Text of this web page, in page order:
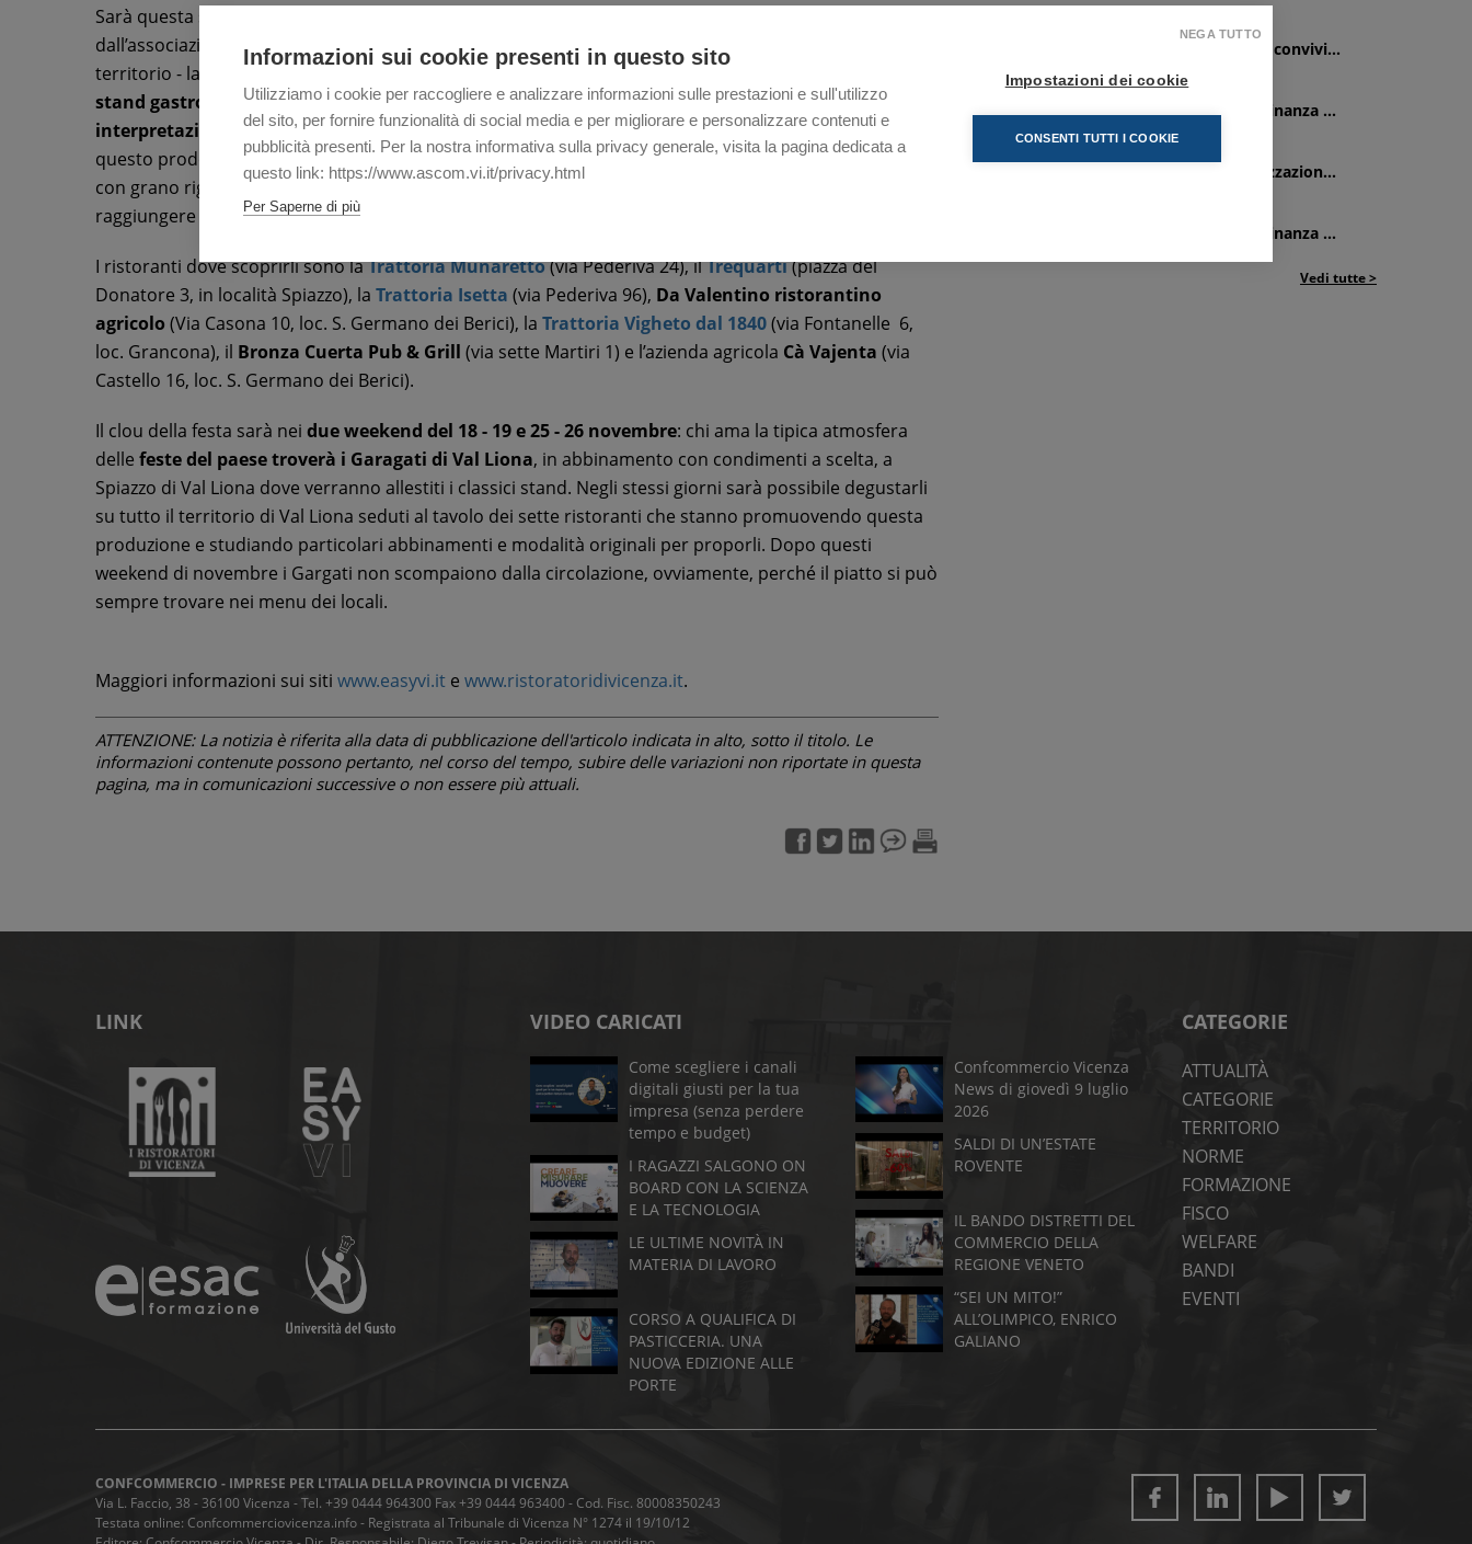
Sarà questa specialità - riscoperta e valorizzata dal Comune di Val Liona, dalla Pro Val Liona,
dall’associazione Visit Val Liona e dal Mandamento Confcommercio di Lonigo con i ristoratori del
territorio - la protagonista i
due speciali weekend che prevedono sia la
stand gastronomicidi una festa di paese, sia insette locali del territorio per chi vuole scoprire le
interpretazioni degli chef. Il motivo per celebrare i Gargati di Val Liona sta nelle caratteristiche di
questo prodotto davvero unico: è infatti ottenuto utilizzando una farina particolare, macinata a pie­tra
con grano rigorosamente raccolto solo in Val Liona e una lenta cottura, che arriva anche a
raggiungere i 40 minuti.
I ristoranti dove scoprirli sono laTrattoria Munaretto(via Pederiva 24), ilTrequarti(piazza del
Donatore 3, in località Spiazzo), la Trattoria Isetta (via Pederiva 96), Da Valentino ristorantino
agricolo (Via Casona 10, loc. S. Germano dei Berici), la Trattoria Vigheto dal 1840(via Fontanelle 6,
loc. Grancona), il Bronza Cuerta Pub & Grill (via sette Martiri 1) e l’azienda agricola Cà Vajenta (via
Castello 16, loc. S. Germano dei Berici).
Il clou della festa sarà nei due weekend del 18 - 19 e 25 - 26 novembre: chi ama la tipica atmosfera
delle feste del paese troverà i Garagati di Val Liona, in abbinamento con condimenti a scelta, a
Spiazzo di Val Liona dove verranno allestiti i classici stand. Negli stessi giorni sarà possibile degustarli
su tutto il territorio di Val Liona seduti al tavolo dei sette ristoranti che stanno promuovendo questa
produzione e studiando particolari abbinamenti e modalità originali per proporli. Dopo questi
weekend di novembre i Gargati non scompaiono dalla circolazione, ovviamente, perché il piatto si può
sempre trovare nei menu dei locali.
Maggiori informazioni sui siti www.easyvi.it e www.ristoratoridivicenza.it.
ATTENZIONE: La notizia è riferita alla data di pubblicazione dell'articolo indicata in alto, sotto il titolo. Le
informazioni contenute possono pertanto, nel corso del tempo, subire delle variazioni non riportate in questa
pagina, ma in comunicazioni successive o non essere più attuali.
Delegazione Comunale di Lonigo - Cena convivi...
20/07/2026
Delegazione Comunale di Dueville - Ordinanza ...
Delegazione Comunale di Asiago - Realizzazion...
Delegazione Comunale di Dueville - Ordinanza ...
Vedi tutte >
LINK CATEGORIE
ATTUALITÀ
CATEGORIE
TERRITORIO
NORME
FORMAZIONE
FISCO
WELFARE
BANDI
EVENTI
VIDEO CARICATI
Come scegliere i canali
digitali giusti per la tua
impresa (senza perdere
tempo e budget)
I RAGAZZI SALGONO ON
BOARD CON LA SCIENZA
E LA TECNOLOGIA
LE ULTIME NOVITÀ IN
MATERIA DI LAVORO
CORSO A QUALIFICA DI
PASTICCERIA. UNA
NUOVA EDIZIONE ALLE
PORTE
Confcommercio Vicenza
News di giovedì 9 luglio
2026
SALDI DI UN’ESTATE
ROVENTE
IL BANDO DISTRETTI DEL
COMMERCIO DELLA
REGIONE VENETO
“SEI UN MITO!”
ALL’OLIMPICO, ENRICO
GALIANO
CONFCOMMERCIO - IMPRESE PER L'ITALIA DELLA PROVINCIA DI VICENZA
Via L. Faccio, 38 - 36100 Vicenza - Tel. +39 0444 964300 Fax +39 0444 963400 - Cod. Fisc. 80008350243
Testata online: Confcommerciovicenza.info - Registrata al Tribunale di Vicenza N° 1274 il 19/10/12
Informazioni sui cookie presenti in questo sito
Utilizziamo i cookie per raccogliere e analizzare informazioni sulle prestazioni e sull'utilizzo
del sito, per fornire funzionalità di social media e per migliorare e personalizzare contenuti e
pubblicità presenti. Per la nostra informativa sulla privacy generale, visita la pagina dedicata a
questo link: https://www.ascom.vi.it/privacy.html
Per Saperne di più
Impostazioni dei cookie
NEGA TUTTO
CONSENTI TUTTI I COOKIE